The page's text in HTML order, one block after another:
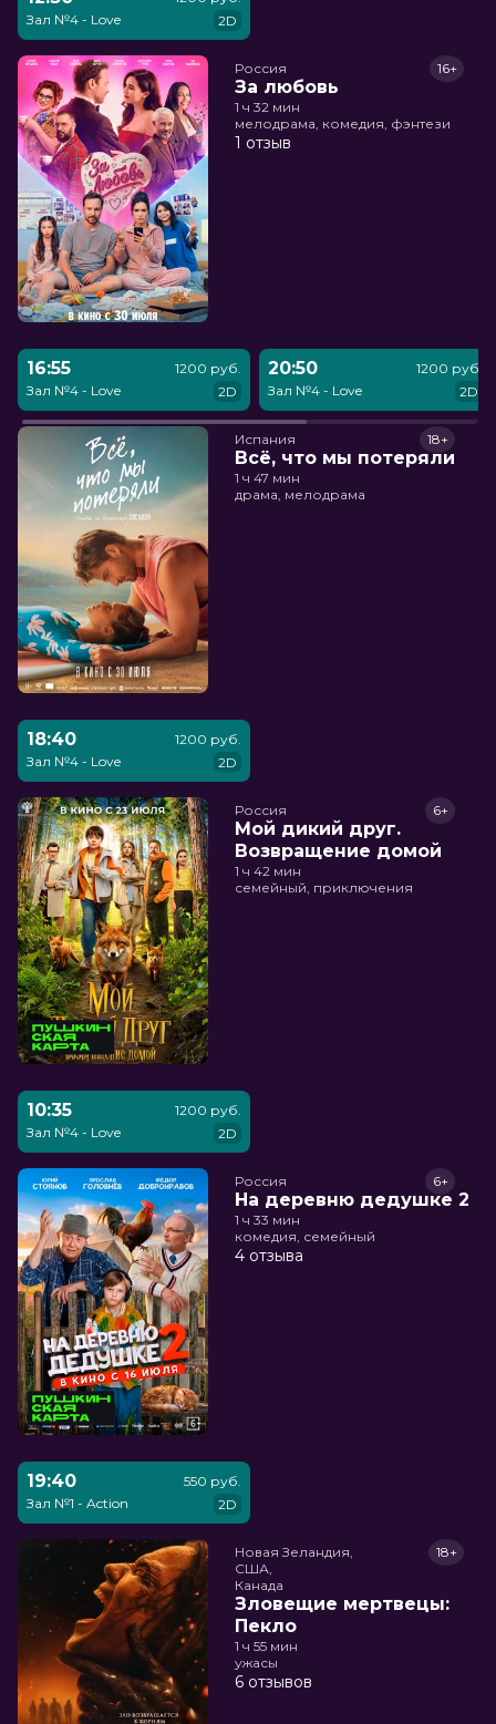
Зал №4 - Love
2D
Россия
За любовь
16+
1 ч 32 мин
мелодрама, комедия, фэнтези
1 отзыв
16:55
Зал №4 - Love
1200 руб.
2D
20:50
Зал №4 - Love
1200 руб.
2D
Испания
Всё, что мы потеряли
18+
1 ч 47 мин
драма, мелодрама
18:40
Зал №4 - Love
1200 руб.
2D
Россия
Мой дикий друг.
Возвращение домой
6+
1 ч 42 мин
семейный, приключения
10:35
Зал №4 - Love
1200 руб.
2D
Россия
На деревню дедушке 2
6+
1 ч 33 мин
комедия, семейный
4 отзыва
19:40
Зал №1 - Action
550 руб.
2D
Новая Зеландия,
США,
Канада
Зловещие мертвецы:
Пекло
18+
1 ч 55 мин
ужасы
6 отзывов